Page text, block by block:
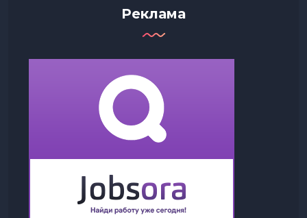
Реклама